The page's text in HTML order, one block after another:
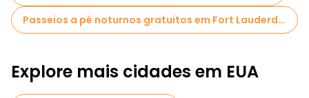
Passeios a pé noturnos gratuitos em Fort Lauderdale
Explore mais cidades em EUA